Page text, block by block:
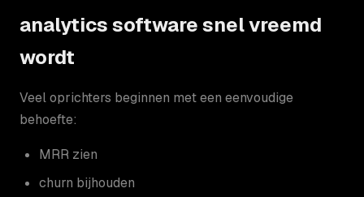
analytics software snel vreemd
wordt
Veel oprichters beginnen met een eenvoudige
behoefte:
MRR zien
churn bijhouden